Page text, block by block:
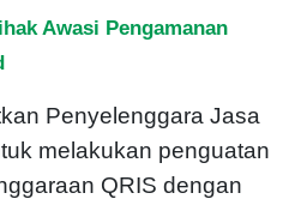
Awasi Pengamanan
Penyelenggara Jasa
melakukan penguatan
QRIS dengan